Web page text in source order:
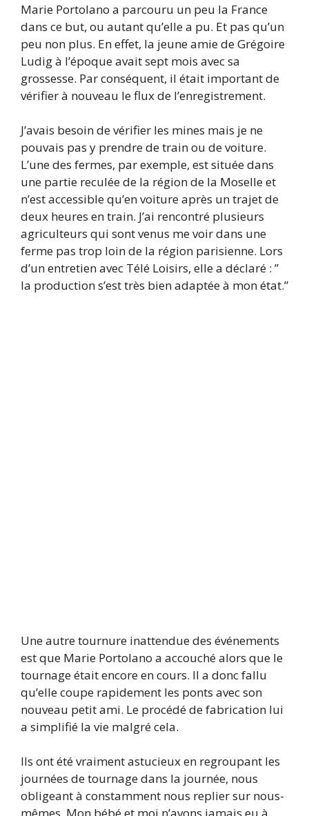
Marie Portolano a parcouru un peu la France
dans ce but, ou autant qu’elle a pu. Et pas qu’un
peu non plus. En effet, la jeune amie de Grégoire
Ludig à l’époque avait sept mois avec sa
grossesse. Par conséquent, il était important de
vérifier à nouveau le flux de l’enregistrement.
J’avais besoin de vérifier les mines mais je ne
pouvais pas y prendre de train ou de voiture.
L’une des fermes, par exemple, est située dans
une partie reculée de la région de la Moselle et
n’est accessible qu’en voiture après un trajet de
deux heures en train. J’ai rencontré plusieurs
agriculteurs qui sont venus me voir dans une
ferme pas trop loin de la région parisienne. Lors
d’un entretien avec Télé Loisirs, elle a déclaré : ”
la production s’est très bien adaptée à mon état.”
Une autre tournure inattendue des événements
est que Marie Portolano a accouché alors que le
tournage était encore en cours. Il a donc fallu
qu’elle coupe rapidement les ponts avec son
nouveau petit ami. Le procédé de fabrication lui
a simplifié la vie malgré cela.
Ils ont été vraiment astucieux en regroupant les
journées de tournage dans la journée, nous
obligeant à constamment nous replier sur nous-